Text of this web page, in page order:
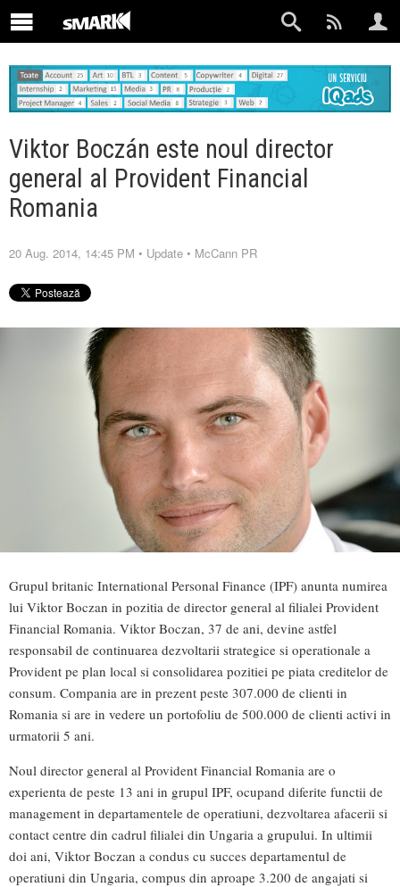
Viktor Boczán este noul director
general al Provident Financial
Romania
20 Aug. 2014, 14:45 PM • Update • McCann PR
Grupul britanic International Personal Finance (IPF) anunta numirea
lui Viktor Boczan in pozitia de director general al filialei Provident
Financial Romania. Viktor Boczan, 37 de ani, devine astfel
responsabil de continuarea dezvoltarii strategice si operationale a
Provident pe plan local si consolidarea pozitiei pe piata creditelor de
consum. Compania are in prezent peste 307.000 de clienti in
Romania si are in vedere un portofoliu de 500.000 de clienti activi in
urmatorii 5 ani.
Noul director general al Provident Financial Romania are o
experienta de peste 13 ani in grupul IPF, ocupand diferite functii de
management in departamentele de operatiuni, dezvoltarea afacerii si
contact centre din cadrul filialei din Ungaria a grupului. In ultimii
doi ani, Viktor Boczan a condus cu succes departamentul de
operatiuni din Ungaria, compus din aproape 3.200 de angajati si